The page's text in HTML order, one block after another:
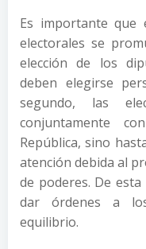
Es importante que
electorales se
elección de los
deben elegirse
segundo, las
conjuntamente
República, sino
atención debida al
de poderes. De
dar órdenes a
equilibrio.